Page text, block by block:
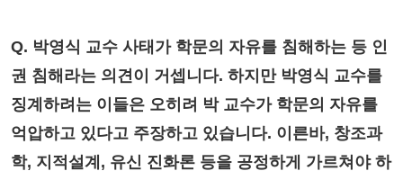
Q. 박영식 교수 사태가 학문의 자유를 침해하는 등 인
권 침해라는 의견이 거셉니다. 하지만 박영식 교수를
징계하려는 이들은 오히려 박 교수가 학문의 자유를
억압하고 있다고 주장하고 있습니다. 이른바, 창조과
학, 지적설계, 유신 진화론 등을 공정하게 가르쳐야 하